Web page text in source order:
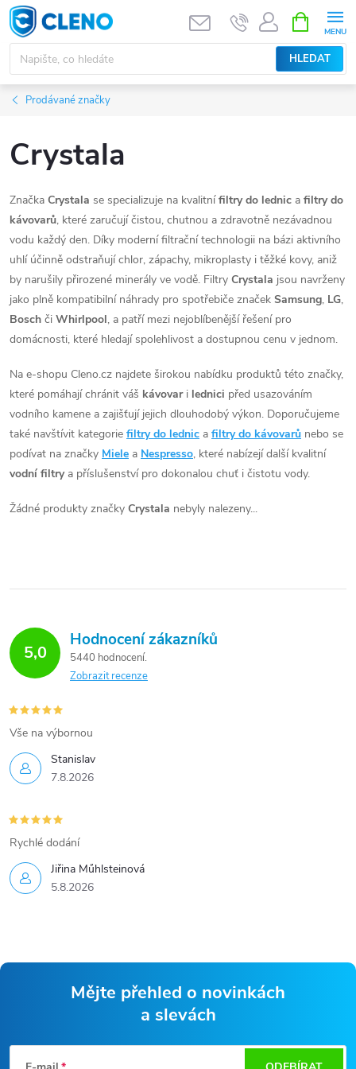
Přejít
na
obsah
HLEDAT
NÁKUPNÍ
KOŠÍK
Prodávané značky
Crystala
Značka Crystala se specializuje na kvalitnífiltry do lednic a filtry do
kávovarů, které zaručují čistou, chutnou a zdravotně nezávadnou
vodu každý den. Díky moderní filtrační technologii na bázi aktivního
uhlí účinně odstraňují chlor, zápachy, mikroplasty i těžké kovy, aniž
by narušily přirozené minerály ve vodě. Filtry Crystala jsou navrženy
jako plně kompatibilní náhrady pro spotřebiče značek Samsung, LG,
Bosch či Whirlpool, a patří mezi nejoblíbenější řešení pro
domácnosti, které hledají spolehlivost a dostupnou cenu v jednom.
Na e-shopu Cleno.cz najdete širokou nabídku produktů této značky,
které pomáhají chránit váš kávovari lednici před usazováním
vodního kamene a zajišťují jejich dlouhodobý výkon. Doporučujeme
také navštívit kategorie filtry do lednic a filtry do kávovarů nebo se
podívat na značky Miele a Nespresso, které nabízejí další kvalitní
vodní filtrya příslušenství pro dokonalou chuť i čistotu vody.
Žádné produkty značky Crystala nebyly nalezeny...
5,0
Hodnocení zákazníků
5440 hodnocení
Zobrazit recenze
Stanislav
7.8.2026
Vše na výbornou
Jiřina Műhlsteinová
5.8.2026
Rychlé dodání
á
Mějte přehled o novinkách
a slevách